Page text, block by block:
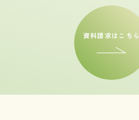
資料請求はこちら